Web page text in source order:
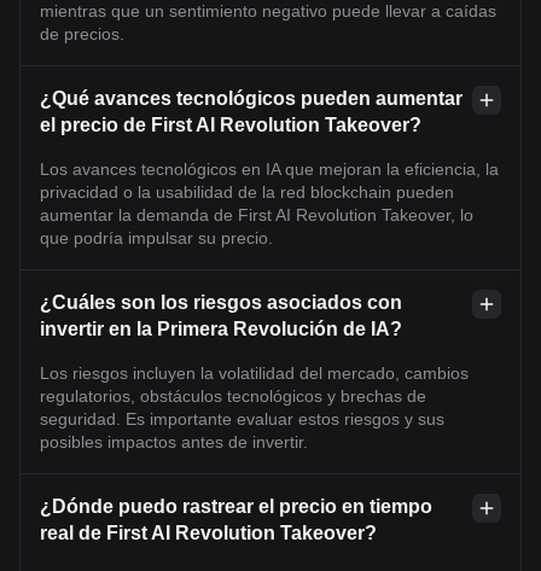
mientras que un sentimiento negativo puede llevar a caídas
de precios.
¿Qué avances tecnológicos pueden aumentar
el precio de First AI Revolution Takeover?
Los avances tecnológicos en IA que mejoran la eficiencia, la
privacidad o la usabilidad de la red blockchain pueden
aumentar la demanda de First AI Revolution Takeover, lo
que podría impulsar su precio.
¿Cuáles son los riesgos asociados con
invertir en la Primera Revolución de IA?
Los riesgos incluyen la volatilidad del mercado, cambios
regulatorios, obstáculos tecnológicos y brechas de
seguridad. Es importante evaluar estos riesgos y sus
posibles impactos antes de invertir.
¿Dónde puedo rastrear el precio en tiempo
real de First AI Revolution Takeover?